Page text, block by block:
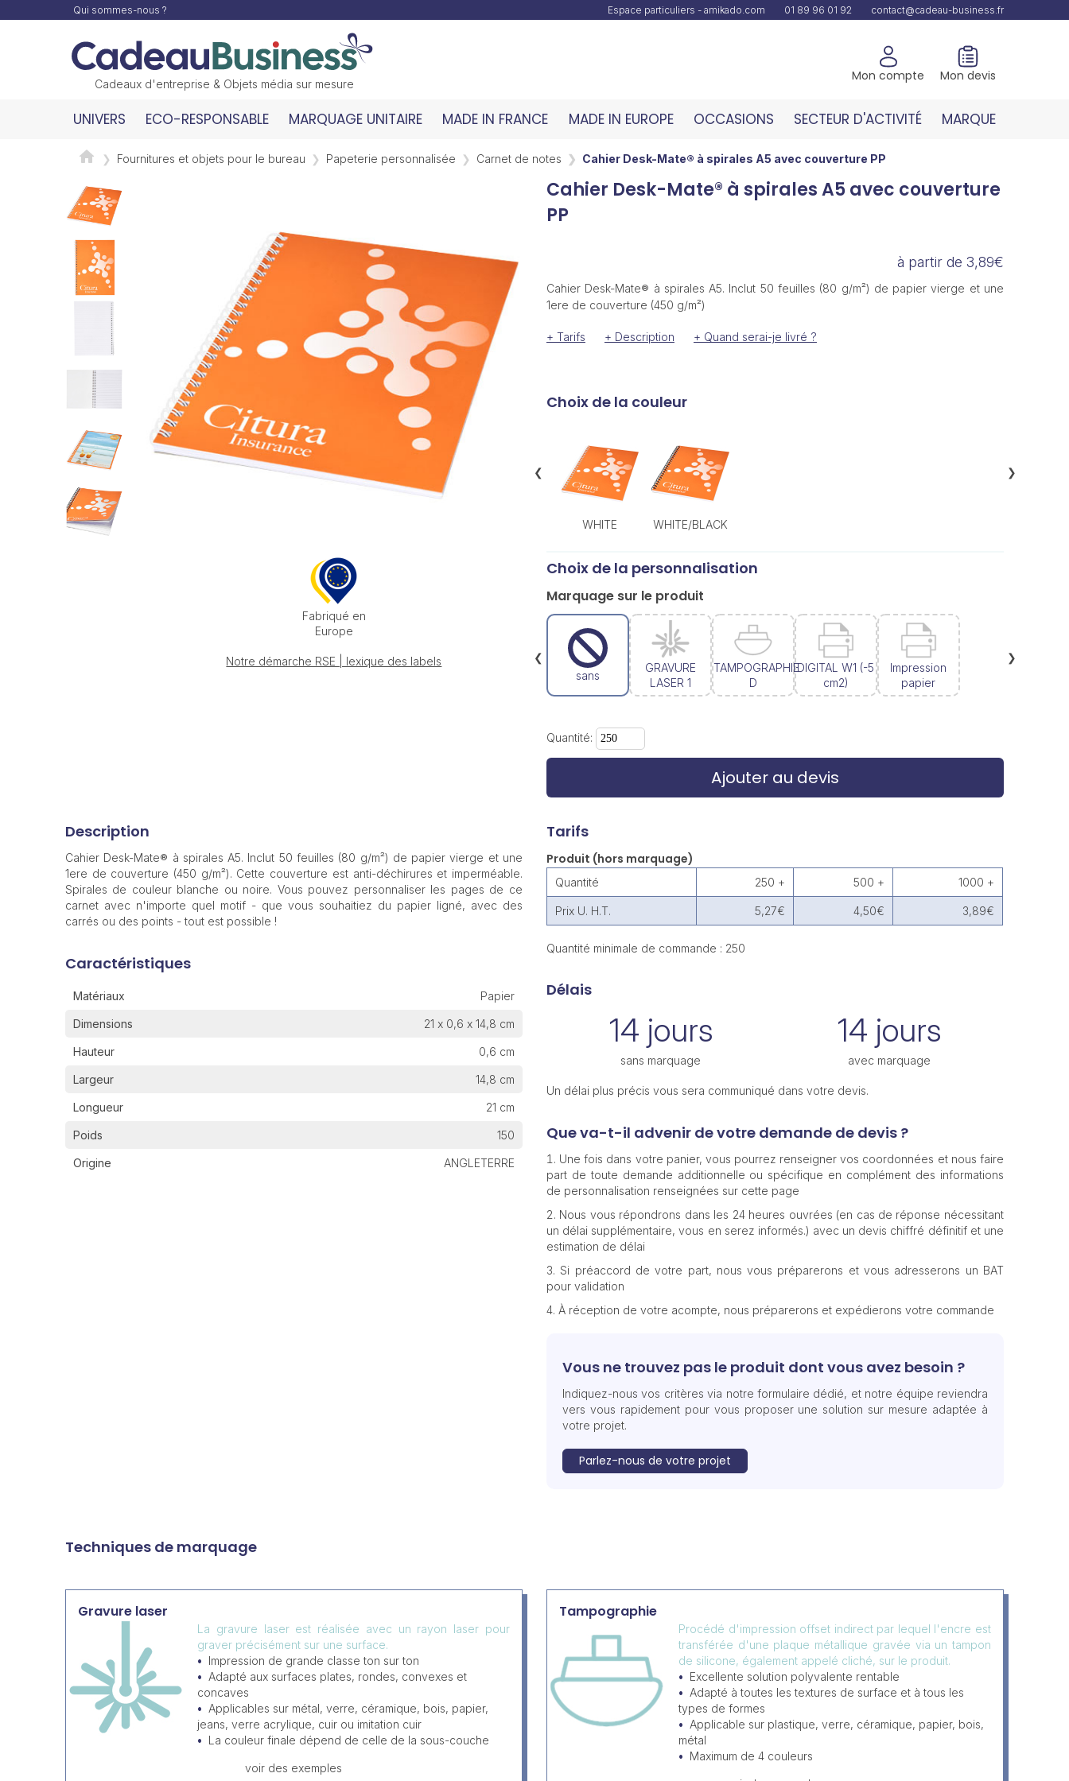
Qui sommes-nous ? Espace particuliers - amikado.com 01 89 96 01 92 contact@cadeau-business.fr
Cadeaux d'entreprise & Objets média sur mesure
Mon compte Mon devis
UNIVERS ECO-RESPONSABLE MARQUAGE UNITAIRE MADE IN FRANCE MADE IN EUROPE OCCASIONS SECTEUR D'ACTIVITÉ MARQUE
Fournitures et objets pour le bureau Papeterie personnalisée Carnet de notes Cahier Desk-Mate® à spirales A5 avec couverture PP
Fabriqué en
Europe
Notre démarche RSE | lexique des labels
Cahier Desk-Mate® à spirales A5 avec couverture
PP
à partir de 3,89€
Cahier Desk-Mate® à spirales A5. Inclut 50 feuilles (80 g/m²) de papier vierge et une
1ere de couverture (450 g/m²)
+ Tarifs + Description + Quand serai-je livré ?
Choix de la couleur
WHITE WHITE/BLACK
❯
❮
Choix de la personnalisation
Marquage sur le produit
sans
GRAVURE
LASER 1
TAMPOGRAPHIE
D
DIGITAL W1 (-5
cm2)
Impression
papier
❯
❮
Quantité:
Ajouter au devis
Description
Cahier Desk-Mate® à spirales A5. Inclut 50 feuilles (80 g/m²) de papier vierge et une
1ere de couverture (450 g/m²). Cette couverture est anti-déchirures et imperméable.
Spirales de couleur blanche ou noire. Vous pouvez personnaliser les pages de ce
carnet avec n'importe quel motif - que vous souhaitiez du papier ligné, avec des
carrés ou des points - tout est possible !
Caractéristiques
Matériaux Papier
Dimensions 21 x 0,6 x 14,8 cm
Hauteur 0,6 cm
Largeur 14,8 cm
Longueur 21 cm
Poids 150
Origine ANGLETERRE
Tarifs
Produit (hors marquage)
Quantité 250 + 500 + 1000 +
Prix U. H.T. 5,27€ 4,50€ 3,89€
Quantité minimale de commande : 250
Délais
14 jours
sans marquage
14 jours
avec marquage
Un délai plus précis vous sera communiqué dans votre devis.
Que va-t-il advenir de votre demande de devis ?
Une fois dans votre panier, vous pourrez renseigner vos coordonnées et nous faire
part de toute demande additionnelle ou spécifique en complément des informations
de personnalisation renseignées sur cette page
Nous vous répondrons dans les 24 heures ouvrées (en cas de réponse nécessitant
un délai supplémentaire, vous en serez informés.) avec un devis chiffré définitif et une
estimation de délai
Si préaccord de votre part, nous vous préparerons et vous adresserons un BAT
pour validation
À réception de votre acompte, nous préparerons et expédierons votre commande
Vous ne trouvez pas le produit dont vous avez besoin ?
Indiquez-nous vos critères via notre formulaire dédié, et notre équipe reviendra
vers vous rapidement pour vous proposer une solution sur mesure adaptée à
votre projet.
Parlez-nous de votre projet
Techniques de marquage
Gravure laser
La gravure laser est réalisée avec un rayon laser pour
graver précisément sur une surface.
Impression de grande classe ton sur ton
Adapté aux surfaces plates, rondes, convexes et
concaves
Applicables sur métal, verre, céramique, bois, papier,
jeans, verre acrylique, cuir ou imitation cuir
La couleur finale dépend de celle de la sous-couche
voir des exemples
Tampographie
Procédé d'impression offset indirect par lequel l'encre est
transférée d'une plaque métallique gravée via un tampon
de silicone, également appelé cliché, sur le produit.
Excellente solution polyvalente rentable
Adapté à toutes les textures de surface et à tous les
types de formes
Applicable sur plastique, verre, céramique, papier, bois,
métal
Maximum de 4 couleurs